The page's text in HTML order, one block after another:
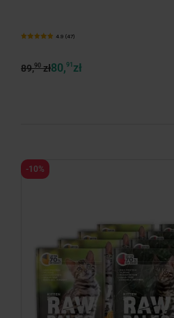
4.9 (47)
89,90zł80,91 zł
-10%